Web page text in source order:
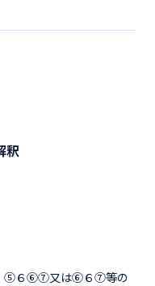
釈
⑤６⑥⑦又は⑥６⑦等の